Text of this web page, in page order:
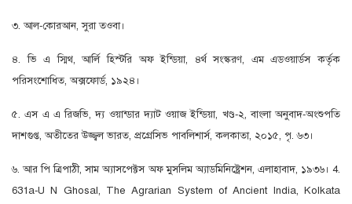
৩. আল-কোরআন, সুরা তওবা।
৪. ভি এ স্মিথ, আর্লি হিস্টরি অফ ইন্ডিয়া, ৪র্থ সংস্করণ, এম এডওয়ার্ডস কর্তৃক
পরিসংশােধিত, অক্সফোর্ড, ১৯২৪।
৫. এস এ এ রিজভি, দ্য ওয়ান্ডার দ্যাট ওয়াজ ইন্ডিয়া, খণ্ড-২, বাংলা অনুবাদ-অংশুপতি
দাশগুপ্ত, অতীতের উজ্জ্বল ভারত, প্রগ্রেসিভ পাবলিশার্স, কলকাতা, ২০১৫, পৃ. ৬৩।
৬. আর পি ত্রিপাঠী, সাম অ্যাসপেক্টস অফ মুসলিম অ্যাডমিনিষ্ট্রেশন, এলাহাবাদ, ১৯৩৬। 4.
631a-U N Ghosal, The Agrarian System of Ancient India, Kolkata